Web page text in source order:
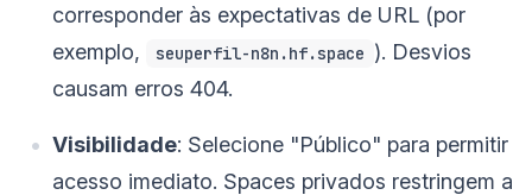
corresponder às expectativas de URL (por
exemplo,
seuperfil-n8n.hf.space ). Desvios
causam erros 404.
Visibilidade: Selecione "Público" para permitir
acesso imediato. Spaces privados restringem a